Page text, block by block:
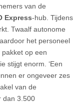
van de
Express-hub. Tijdens
Twaalf autonome
het personeel
op een
stijgt enorm. ‘Een
er ongeveer zes
van de
dan 3.500